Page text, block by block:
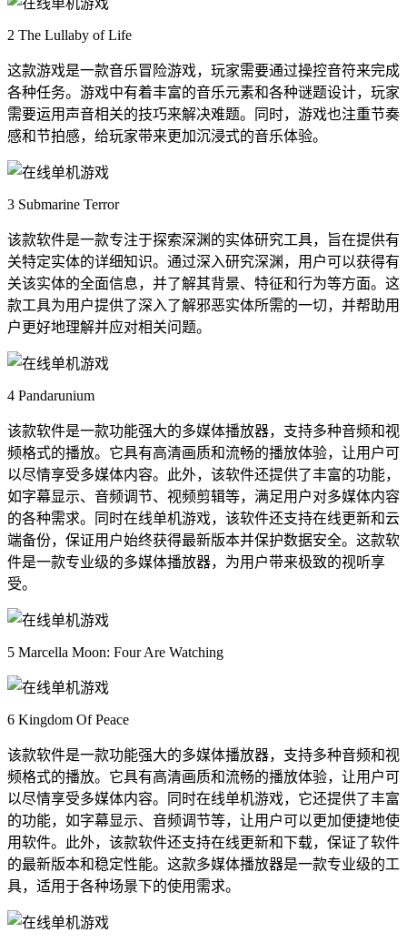
2 The Lullaby of Life
这款游戏是一款音乐冒险游戏，玩家需要通过操控音符来完成
各种任务。游戏中有着丰富的音乐元素和各种谜题设计，玩家
需要运用声音相关的技巧来解决难题。同时，游戏也注重节奏
感和节拍感，给玩家带来更加沉浸式的音乐体验。
3 Submarine Terror
该款软件是一款专注于探索深渊的实体研究工具，旨在提供有
关特定实体的详细知识。通过深入研究深渊，用户可以获得有
关该实体的全面信息，并了解其背景、特征和行为等方面。这
款工具为用户提供了深入了解邪恶实体所需的一切，并帮助用
户更好地理解并应对相关问题。
4 Pandarunium
该款软件是一款功能强大的多媒体播放器，支持多种音频和视
频格式的播放。它具有高清画质和流畅的播放体验，让用户可
以尽情享受多媒体内容。此外，该软件还提供了丰富的功能，
如字幕显示、音频调节、视频剪辑等，满足用户对多媒体内容
的各种需求。同时在线单机游戏，该软件还支持在线更新和云
端备份，保证用户始终获得最新版本并保护数据安全。这款软
件是一款专业级的多媒体播放器，为用户带来极致的视听享
受。
5 Marcella Moon: Four Are Watching
6 Kingdom Of Peace
该款软件是一款功能强大的多媒体播放器，支持多种音频和视
频格式的播放。它具有高清画质和流畅的播放体验，让用户可
以尽情享受多媒体内容。同时在线单机游戏，它还提供了丰富
的功能，如字幕显示、音频调节等，让用户可以更加便捷地使
用软件。此外，该款软件还支持在线更新和下载，保证了软件
的最新版本和稳定性能。这款多媒体播放器是一款专业级的工
具，适用于各种场景下的使用需求。